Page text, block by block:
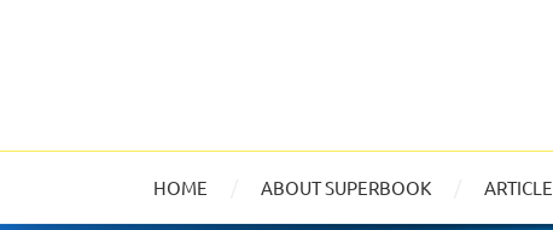
HOME ABOUT SUPERBOOK ARTICLE